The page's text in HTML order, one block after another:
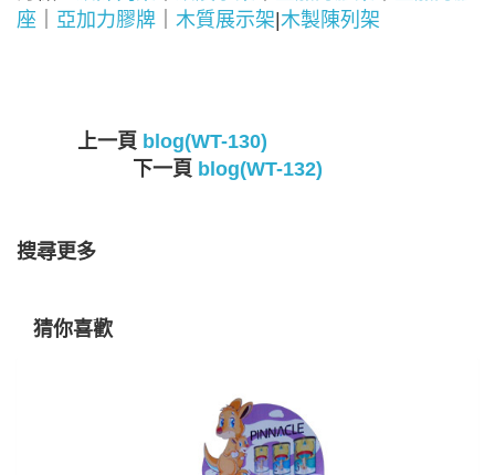
座
亞加力膠牌 木質展示架 木製陳列架
上一頁 blog(WT-130)
下一頁 blog(WT-132)
搜尋更多
猜你喜歡